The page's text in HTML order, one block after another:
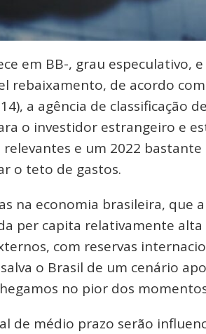
em BB-, grau especulativo,
rebaixamento, de acordo com
a agência de classificação
o investidor estrangeiro e
e um 2022
o teto de gastos.
na economia brasileira, que
per capita relativamente alta
com reservas
o Brasil de um cenário
no pior dos
de médio prazo serão